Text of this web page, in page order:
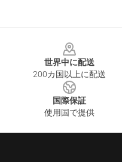
世界中に配送
200カ国以上に配送
国際保証
使用国で提供